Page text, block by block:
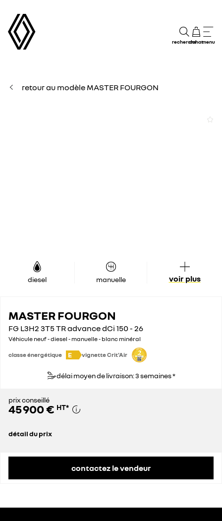
rechercheachatmenu
retour au modèle MASTER FOURGON
diesel manuelle voir plus
MASTER FOURGON
FG L3H2 3T5 TR advance dCi 150 - 26
Véhicule neuf - diesel - manuelle - blanc minéral
classe énergétique E vignette Crit'Air
délai moyen de livraison: 3 semaines *
prix conseillé
45 900 € HT*
détail du prix
contactez le vendeur